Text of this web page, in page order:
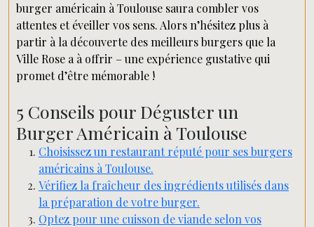
burger américain à Toulouse saura combler vos
attentes et éveiller vos sens. Alors n’hésitez plus à
partir à la découverte des meilleurs burgers que la
Ville Rose a à offrir – une expérience gustative qui
promet d’être mémorable !
5 Conseils pour Déguster un
Burger Américain à Toulouse
Choisissez un restaurant réputé pour ses burgers
américains à Toulouse.
Vérifiez la fraîcheur des ingrédients utilisés dans
la préparation de votre burger.
Optez pour une cuisson de viande selon vos